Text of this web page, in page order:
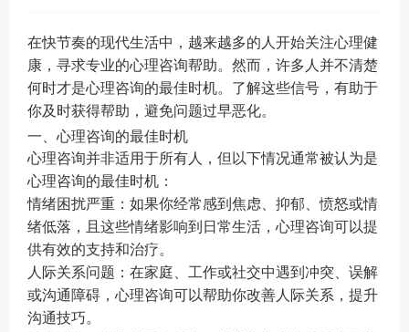
在快节奏的现代生活中，越来越多的人开始关注心理健
康，寻求专业的心理咨询帮助。然而，许多人并不清楚
何时才是心理咨询的最佳时机。了解这些信号，有助于
你及时获得帮助，避免问题过早恶化。
一、心理咨询的最佳时机
心理咨询并非适用于所有人，但以下情况通常被认为是
心理咨询的最佳时机：
情绪困扰严重：如果你经常感到焦虑、抑郁、愤怒或情
绪低落，且这些情绪影响到日常生活，心理咨询可以提
供有效的支持和治疗。
人际关系问题：在家庭、工作或社交中遇到冲突、误解
或沟通障碍，心理咨询可以帮助你改善人际关系，提升
沟通技巧。